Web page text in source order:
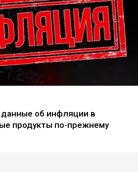
об инфляции в
продукты по-прежнему